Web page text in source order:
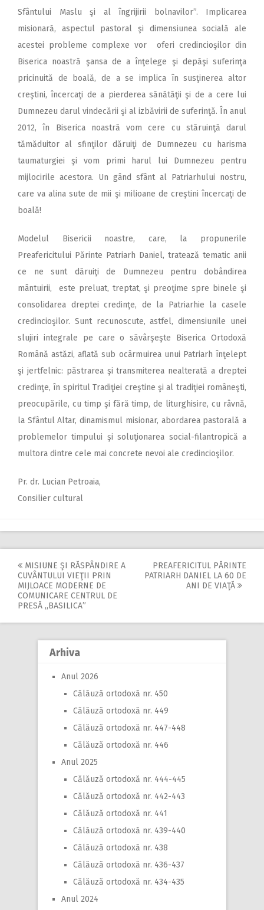
Sfântului Maslu şi al îngrijirii bolnavilor”. Implicarea
misionară, aspectul pastoral şi dimensiunea socială ale
acestei probleme complexe vor oferi credincioşilor din
Biserica noastră şansa de a înţelege şi depăşi suferinţa
pricinuită de boală, de a se implica în susţinerea altor
creştini, încercaţi de a pierderea sănătăţii şi de a cere lui
Dumnezeu darul vindecării şi al izbăvirii de suferinţă. În anul
2012, în Biserica noastră vom cere cu stăruinţă darul
tămăduitor al sfinţilor dăruiţi de Dumnezeu cu harisma
taumaturgiei şi vom primi harul lui Dumnezeu pentru
mijlocirile acestora. Un gând sfânt al Patriarhului nostru,
care va alina sute de mii şi milioane de creştini încercaţi de
boală!
Modelul Bisericii noastre, care, la propunerile
Preafericitului Părinte Patriarh Daniel, tratează tematic anii
ce ne sunt dăruiţi de Dumnezeu pentru dobândirea
mântuirii, este preluat, treptat, şi preoţime spre binele şi
consolidarea dreptei credinţe, de la Patriarhie la casele
credincioşilor. Sunt recunoscute, astfel, dimensiunile unei
slujiri integrale pe care o săvârşeşte Biserica Ortodoxă
Română astăzi, aflată sub ocârmuirea unui Patriarh înţelept
şi jertfelnic: păstrarea şi transmiterea nealterată a dreptei
credinţe, în spiritul Tradiţiei creştine şi al tradiţiei româneşti,
preocupările, cu timp şi fără timp, de liturghisire, cu râvnă,
la Sfântul Altar, dinamismul misionar, abordarea pastorală a
problemelor timpului şi soluţionarea social-filantropică a
multora dintre cele mai concrete nevoi ale credincioşilor.
Pr. dr. Lucian Petroaia,
Consilier cultural
Post
navigation
MISIUNE ŞI RĂSPÂNDIRE A
CUVÂNTULUI VIEŢII PRIN
MIJLOACE MODERNE DE
COMUNICARE CENTRUL DE
PRESĂ ,,BASILICA”
PREAFERICITUL PĂRINTE
PATRIARH DANIEL LA 60 DE
ANI DE VIAŢĂ
Arhiva
Anul 2026
Călăuză ortodoxă nr. 450
Călăuză ortodoxă nr. 449
Călăuză ortodoxă nr. 447-448
Călăuză ortodoxă nr. 446
Anul 2025
Călăuză ortodoxă nr. 444-445
Călăuză ortodoxă nr. 442-443
Călăuză ortodoxă nr. 441
Călăuză ortodoxă nr. 439-440
Călăuză ortodoxă nr. 438
Călăuză ortodoxă nr. 436-437
Călăuză ortodoxă nr. 434-435
Anul 2024